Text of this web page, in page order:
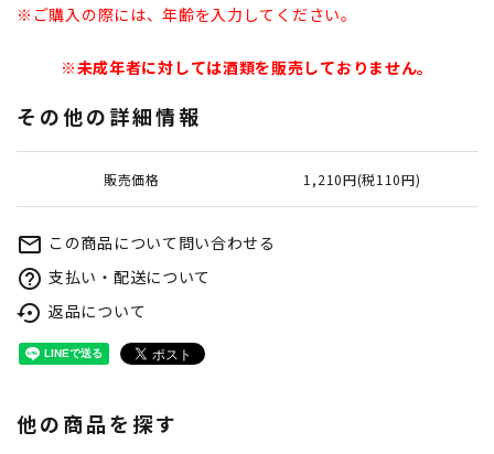
※ご購入の際には、年齢を入力してください。
※未成年者に対しては酒類を販売しておりません。
その他の詳細情報
販売価格 1,210円(税110円)
mail_outline この商品について問い合わせる
help_outline 支払い・配送について
settings_backup_restore 返品について
他の商品を探す